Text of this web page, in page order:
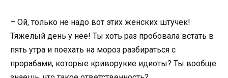
– Ой, только не надо вот этих женских штучек!
Тяжелый день у нее! Ты хоть раз пробовала встать в
пять утра и поехать на мороз разбираться с
прорабами, которые криворукие идиоты? Ты вообще